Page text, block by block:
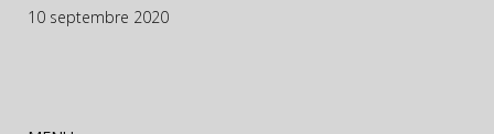
10 septembre 2020